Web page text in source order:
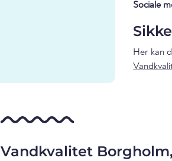
Sociale
Her kan
Vandkvalitet